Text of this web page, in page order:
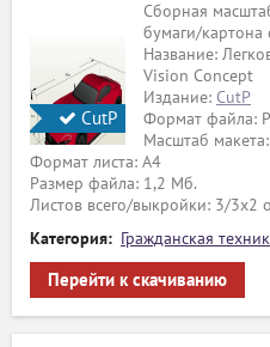
CutP
Сборная
бумаги/
Название:
Vision Concept
Издание: CutP
Формат файла:
Масштаб
Формат листа: А4
Размер файла: 1,2 Мб.
Листов всего/выкройки: 3/3х2
Категория: Гражданская
Перейти к скачиванию